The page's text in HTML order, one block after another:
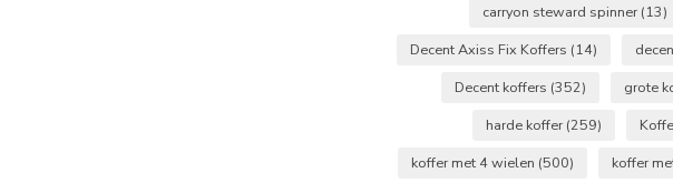
carryon steward spinner (13)
Decent Axiss Fix Koffers (14)
Decent koffers (352) grote
harde koffer (259)
koffer met 4 wielen (500) koffer